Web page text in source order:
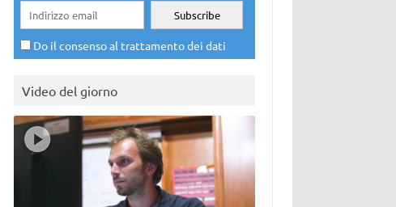
Do il consenso al trattamento dei dati
Video del giorno